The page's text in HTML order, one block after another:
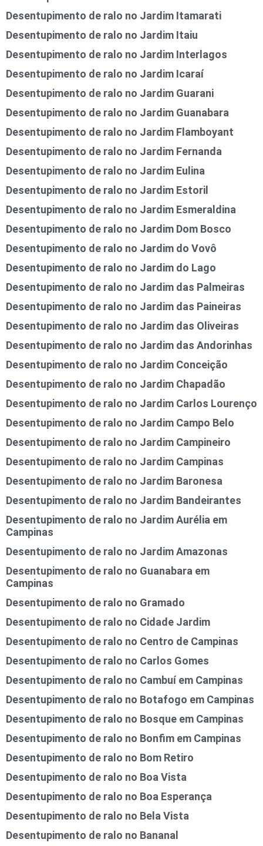
Desentupimento de ralo no Jardim Itamarati
Desentupimento de ralo no Jardim Itaiu
Desentupimento de ralo no Jardim Interlagos
Desentupimento de ralo no Jardim Icaraí
Desentupimento de ralo no Jardim Guarani
Desentupimento de ralo no Jardim Guanabara
Desentupimento de ralo no Jardim Flamboyant
Desentupimento de ralo no Jardim Fernanda
Desentupimento de ralo no Jardim Eulina
Desentupimento de ralo no Jardim Estoril
Desentupimento de ralo no Jardim Esmeraldina
Desentupimento de ralo no Jardim Dom Bosco
Desentupimento de ralo no Jardim do Vovô
Desentupimento de ralo no Jardim do Lago
Desentupimento de ralo no Jardim das Palmeiras
Desentupimento de ralo no Jardim das Paineiras
Desentupimento de ralo no Jardim das Oliveiras
Desentupimento de ralo no Jardim das Andorinhas
Desentupimento de ralo no Jardim Conceição
Desentupimento de ralo no Jardim Chapadão
Desentupimento de ralo no Jardim Carlos Lourenço
Desentupimento de ralo no Jardim Campo Belo
Desentupimento de ralo no Jardim Campineiro
Desentupimento de ralo no Jardim Campinas
Desentupimento de ralo no Jardim Baronesa
Desentupimento de ralo no Jardim Bandeirantes
Desentupimento de ralo no Jardim Aurélia em
Campinas
Desentupimento de ralo no Jardim Amazonas
Desentupimento de ralo no Guanabara em
Campinas
Desentupimento de ralo no Gramado
Desentupimento de ralo no Cidade Jardim
Desentupimento de ralo no Centro de Campinas
Desentupimento de ralo no Carlos Gomes
Desentupimento de ralo no Cambuí em Campinas
Desentupimento de ralo no Botafogo em Campinas
Desentupimento de ralo no Bosque em Campinas
Desentupimento de ralo no Bonfim em Campinas
Desentupimento de ralo no Bom Retiro
Desentupimento de ralo no Boa Vista
Desentupimento de ralo no Boa Esperança
Desentupimento de ralo no Bela Vista
Desentupimento de ralo no Bananal